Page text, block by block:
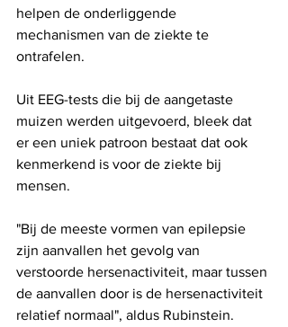
helpen de onderliggende
mechanismen van de ziekte te
ontrafelen.
Uit EEG-tests die bij de aangetaste
muizen werden uitgevoerd, bleek dat
er een uniek patroon bestaat dat ook
kenmerkend is voor de ziekte bij
mensen.
"Bij de meeste vormen van epilepsie
zijn aanvallen het gevolg van
verstoorde hersenactiviteit, maar tussen
de aanvallen door is de hersenactiviteit
relatief normaal", aldus Rubinstein.